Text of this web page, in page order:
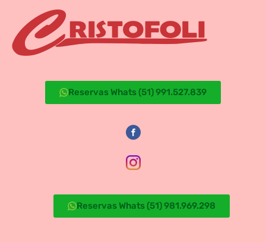
Reservas Whats (51) 991.527.839
Reservas Whats (51) 981.969.298